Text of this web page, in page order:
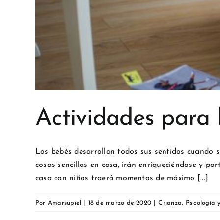
Actividades para
Los bebés desarrollan todos sus sentidos cuando
cosas sencillas en casa, irán enriqueciéndose y
casa con niños traerá momentos de máximo [...]
Por Amarsupiel 18 de marzo de 2020 Crianza, Psicología